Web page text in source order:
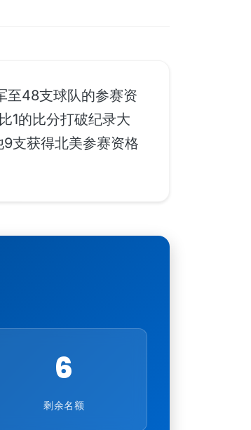
至48支球队的参赛资
1的比分打破纪录大
支获得北美参赛资格
6
剩余名额